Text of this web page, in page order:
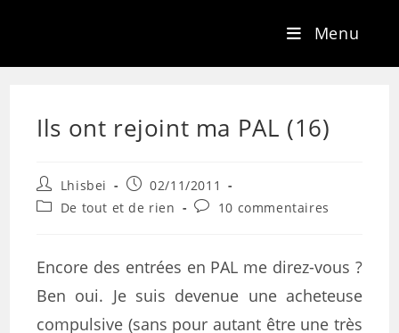
Menu
Ils ont rejoint ma PAL (16)
Lhisbei
02/11/2011
De tout et de rien
10 commentaires
Encore des entrées en PAL me direz-vous ?
Ben oui. Je suis devenue une acheteuse
compulsive (sans pour autant être une très